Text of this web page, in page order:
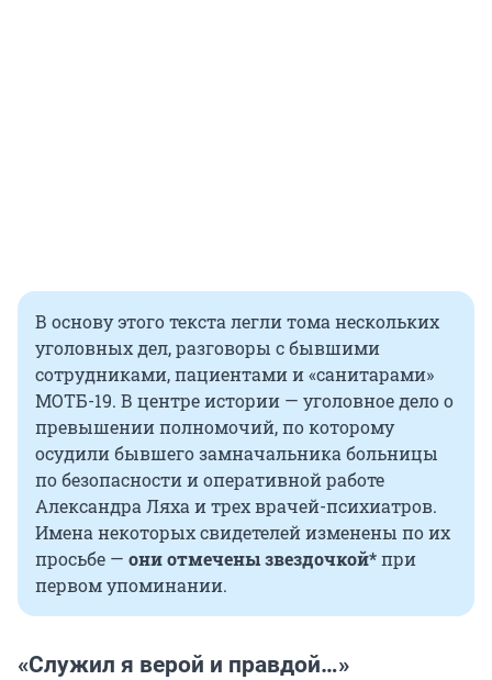
В основу этого текста легли тома нескольких
уголовных дел, разговоры с бывшими
сотрудниками, пациентами и «санитарами»
МОТБ-19. В центре истории — уголовное дело о
превышении полномочий, по которому
осудили бывшего замначальника больницы
по безопасности и оперативной работе
Александра Ляха и трех врачей-психиатров.
Имена некоторых свидетелей изменены по их
просьбе — они отмечены звездочкой*при
первом упоминании.
«Служил я верой и правдой…»